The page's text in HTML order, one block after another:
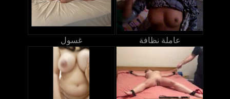
غسول عاملة نظافة